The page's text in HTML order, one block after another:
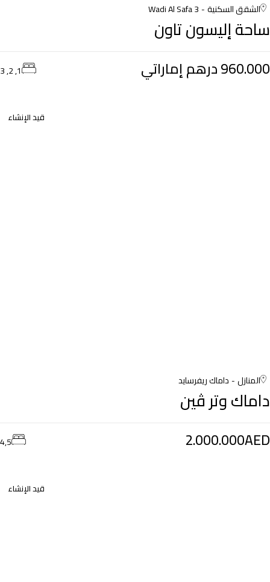
الشقق السكنية Wadi Al Safa 3
ساحة إليسون تاون
960.000 درهم إماراتي 1, 2, 3
قيد الإنشاء
المنازل داماك ريفرسايد
داماك وتر ڤين
2.000.000AED
4,5
قيد الإنشاء